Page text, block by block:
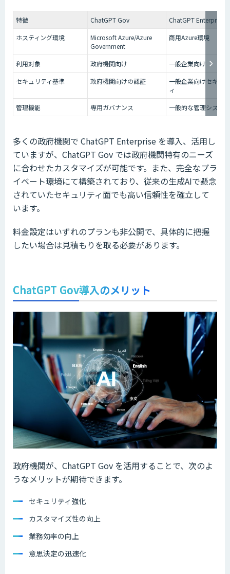
特徴 ChatGPT Gov
ChatGPT Enterprise
ホスティング環境
Microsoft Azure/Azure
Government
商用Azure環境
利用対象 政府機関向け
一般企業向け
セキュリティ基準
政府機関向けの認証
一般企業向けセキュ
ィ
管理機能
専用ガバナンス 一般的な管理システム
多くの政府機関で ChatGPT Enterprise を導入、活用し
ていますが、ChatGPT Gov では政府機関特有のニーズ
に合わせたカスタマイズが可能です。また、完全なプラ
イベート環境にて構築されており、従来の生成AIで懸念
されていたセキュリティ面でも高い信頼性を確立して
います。
料金設定はいずれのプランも非公開で、具体的に把握
したい場合は見積もりを取る必要があります。
ChatGPT Gov導入のメリット
政府機関が、ChatGPT Gov を活用することで、次のよ
うなメリットが期待できます。
セキュリティ強化
カスタマイズ性の向上
業務効率の向上
意思決定の迅速化